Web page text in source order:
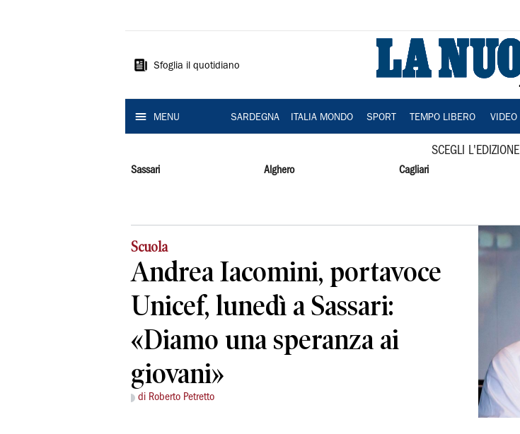
Sardegna
Sfoglia il quotidiano
MENU SARDEGNA ITALIA MONDO SPORT TEMPO LIBERO VIDEO
SCEGLI L'EDIZIONE
Sassari Alghero Cagliari
Scuola
Andrea Iacomini, portavoce
Unicef, lunedì a Sassari:
«Diamo una speranza ai
giovani»
di Roberto Petretto